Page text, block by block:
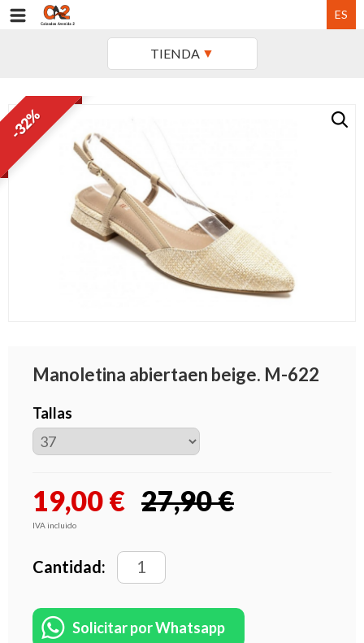
ES
TIENDA
-32%
Manoletina abiertaen beige. M-622
Tallas
19,00€ 27,90 €
IVA incluido
Cantidad:
Solicitar por Whatsapp